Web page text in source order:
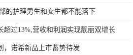
的护理男生和女生都不能落下
超过13%,营收和利润实现靓丽双增长
，诺希新品上市蓄势待发